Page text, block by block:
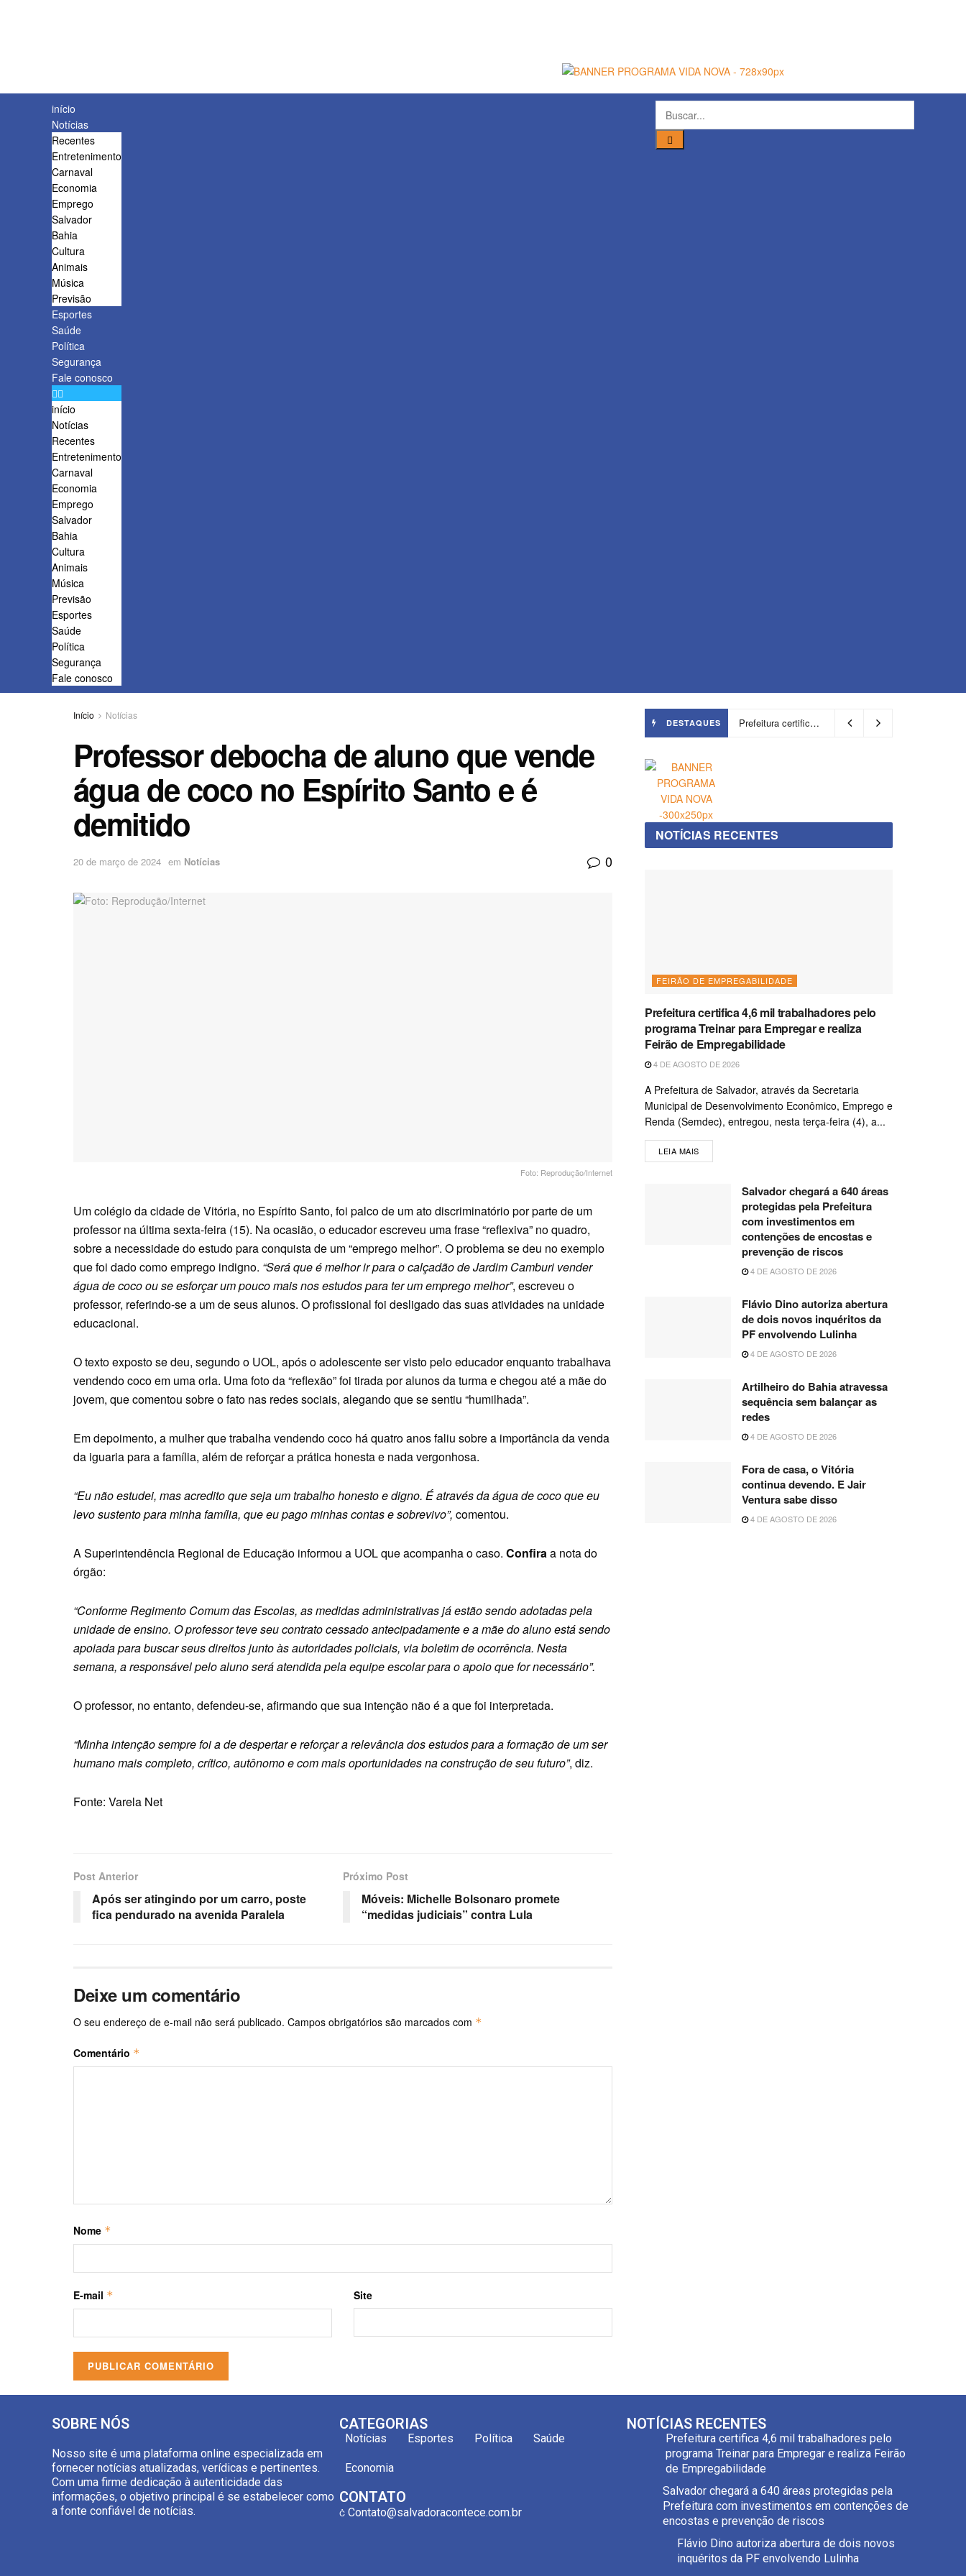
início
Notícias
Recentes
Entretenimento
Carnaval
Economia
Emprego
Salvador
Bahia
Cultura
Animais
Música
Previsão
Esportes
Saúde
Política
Segurança
Fale conosco
início
Notícias
Recentes
Entretenimento
Carnaval
Economia
Emprego
Salvador
Bahia
Cultura
Animais
Música
Previsão
Esportes
Saúde
Política
Segurança
Fale conosco
Início Notícias
Professor debocha de aluno que vende
água de coco no Espírito Santo e é
demitido
20 de março de 2024 em Notícias 0
Foto: Reprodução/Internet
Um colégio da cidade de Vitória, no Espírito Santo, foi palco de um ato discriminatório por parte de um
professor na última sexta-feira (15). Na ocasião, o educador escreveu uma frase “reflexiva” no quadro,
sobre a necessidade do estudo para conquista de um “emprego melhor”. O problema se deu no exemplo
que foi dado como emprego indigno. “Será que é melhor ir para o calçadão de Jardim Camburi vender
água de coco ou se esforçar um pouco mais nos estudos para ter um emprego melhor”, escreveu o
professor, referindo-se a um de seus alunos. O profissional foi desligado das suas atividades na unidade
educacional.
O texto exposto se deu, segundo o UOL, após o adolescente ser visto pelo educador enquanto trabalhava
vendendo coco em uma orla. Uma foto da “reflexão” foi tirada por alunos da turma e chegou até a mãe do
jovem, que comentou sobre o fato nas redes sociais, alegando que se sentiu “humilhada”.
Em depoimento, a mulher que trabalha vendendo coco há quatro anos faliu sobre a importância da venda
da iguaria para a família, além de reforçar a prática honesta e nada vergonhosa.
“Eu não estudei, mas acredito que seja um trabalho honesto e digno. É através da água de coco que eu
levo sustento para minha família, que eu pago minhas contas e sobrevivo”, comentou.
A Superintendência Regional de Educação informou a UOL que acompanha o caso. Confiraa nota do
órgão:
“Conforme Regimento Comum das Escolas, as medidas administrativas já estão sendo adotadas pela
unidade de ensino. O professor teve seu contrato cessado antecipadamente e a mãe do aluno está sendo
apoiada para buscar seus direitos junto às autoridades policiais, via boletim de ocorrência. Nesta
semana, a responsável pelo aluno será atendida pela equipe escolar para o apoio que for necessário”.
O professor, no entanto, defendeu-se, afirmando que sua intenção não é a que foi interpretada.
“Minha intenção sempre foi a de despertar e reforçar a relevância dos estudos para a formação de um ser
humano mais completo, crítico, autônomo e com mais oportunidades na construção de seu futuro”, diz.
Fonte: Varela Net
Post Anterior
Após ser atingindo por um carro, poste
fica pendurado na avenida Paralela
Próximo Post
Móveis: Michelle Bolsonaro promete
“medidas judiciais” contra Lula
Deixe um comentário
O seu endereço de e-mail não será publicado. Campos obrigatórios são marcados com *
Comentário *
Nome *
E-mail * Site
DESTAQUES Prefeitura certifica 4,6 mil trabalhadores pelo programa Treinar para Empregar e realiza Feirão de Empregabilidade
NOTÍCIAS RECENTES
FEIRÃO DE EMPREGABILIDADE
Prefeitura certifica 4,6 mil trabalhadores pelo
programa Treinar para Empregar e realiza
Feirão de Empregabilidade
4 DE AGOSTO DE 2026
A Prefeitura de Salvador, através da Secretaria
Municipal de Desenvolvimento Econômico, Emprego e
Renda (Semdec), entregou, nesta terça-feira (4), a...
LEIA MAIS
Salvador chegará a 640 áreas
protegidas pela Prefeitura
com investimentos em
contenções de encostas e
prevenção de riscos
4 DE AGOSTO DE 2026
Flávio Dino autoriza abertura
de dois novos inquéritos da
PF envolvendo Lulinha
4 DE AGOSTO DE 2026
Artilheiro do Bahia atravessa
sequência sem balançar as
redes
4 DE AGOSTO DE 2026
Fora de casa, o Vitória
continua devendo. E Jair
Ventura sabe disso
4 DE AGOSTO DE 2026
SOBRE NÓS
Nosso site é uma plataforma online especializada em
fornecer notícias atualizadas, verídicas e pertinentes.
Com uma firme dedicação à autenticidade das
informações, o objetivo principal é se estabelecer como
a fonte confiável de notícias.
CATEGORIAS
Notícias Esportes Política Saúde
Economia
CONTATO
Contato@salvadoracontece.com.br
NOTÍCIAS RECENTES
Prefeitura certifica 4,6 mil trabalhadores pelo
programa Treinar para Empregar e realiza Feirão
de Empregabilidade
Salvador chegará a 640 áreas protegidas pela
Prefeitura com investimentos em contenções de
encostas e prevenção de riscos
Flávio Dino autoriza abertura de dois novos
inquéritos da PF envolvendo Lulinha